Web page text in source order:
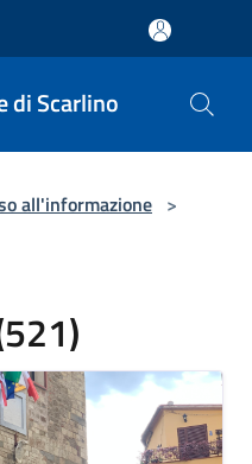
di Scarlino
all'informazione >